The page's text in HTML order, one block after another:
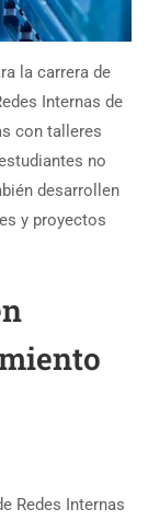
la carrera de
Internas de
con talleres
no
desarrollen
y proyectos
Redes Internas